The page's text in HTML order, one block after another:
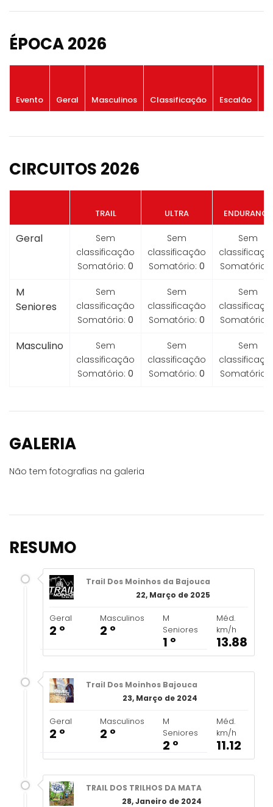
ÉPOCA 2026
Evento Geral Masculinos Classificação Escalão
CIRCUITOS 2026
TRAIL ULTRA ENDURANCE
Geral
Sem
classificação
Somatório: 0
Sem
classificação
Somatório: 0
Sem
Somatório:
M
Seniores
Sem
classificação
Somatório: 0
Sem
classificação
Somatório: 0
Sem
Somatório:
Masculino
Sem
classificação
Somatório: 0
Sem
classificação
Somatório: 0
Sem
Somatório:
GALERIA
Não tem fotografias na galeria
RESUMO
Trail Dos Moinhos da Bajouca
22, Março de 2025
Geral
2 º
Masculinos
2 º
M
Seniores
1 º
Méd.
km/h
13.88
Trail Dos Moinhos Bajouca
23, Março de 2024
Geral
2 º
Masculinos
2 º
M
Seniores
2 º
Méd.
km/h
11.12
TRAIL DOS TRILHOS DA MATA
28, Janeiro de 2024